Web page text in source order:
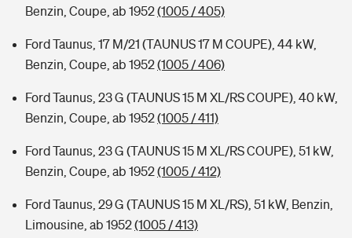
Benzin, Coupe, ab 1952(1005 / 405)
Ford Taunus, 17 M/21 (TAUNUS 17 M COUPE), 44 kW,
Benzin, Coupe, ab 1952(1005 / 406)
Ford Taunus, 23 G (TAUNUS 15 M XL/RS COUPE), 40 kW,
Benzin, Coupe, ab 1952(1005 / 411)
Ford Taunus, 23 G (TAUNUS 15 M XL/RS COUPE), 51 kW,
Benzin, Coupe, ab 1952(1005 / 412)
Ford Taunus, 29 G (TAUNUS 15 M XL/RS), 51 kW, Benzin,
Limousine, ab 1952(1005 / 413)